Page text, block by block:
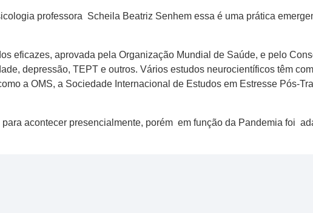
professora Scheila Beatriz Senhem essa é uma prática
eficazes, aprovada pela Organização Mundial de Saúde, e pelo
depressão, TEPT e outros. Vários estudos neurocientíficos têm
a OMS, a Sociedade Internacional de Estudos em Estresse Pós-
acontecer presencialmente, porém em função da Pandemia foi